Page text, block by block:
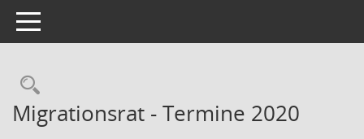
Toggle navigation
Rechercheauswahl
Migrationsrat - Termine 2020